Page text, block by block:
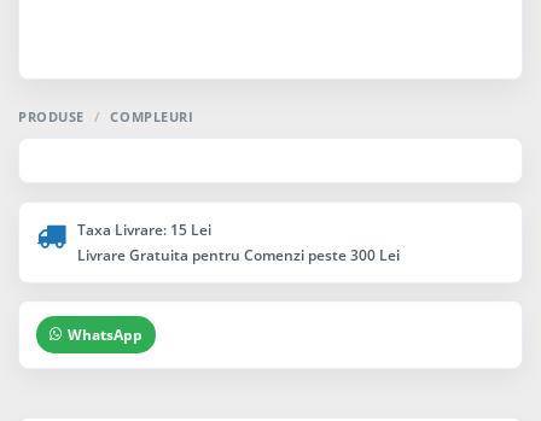
PRODUSE / COMPLEURI
Taxa Livrare: 15 Lei
Livrare Gratuita pentru Comenzi peste 300 Lei
WhatsApp